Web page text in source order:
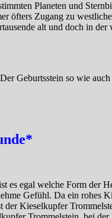
Planeten und
öfters Zugang zu
alt und doch in
Geburtsstein so wie
egal welche Form der
Gefühl. Da ein
Kieselkupfer